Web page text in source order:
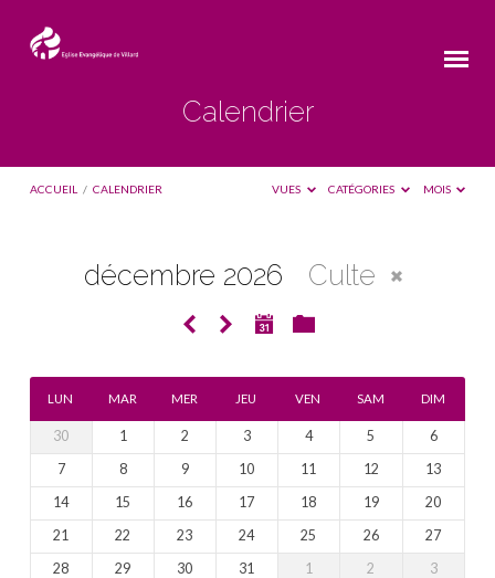
Calendrier
ACCUEIL / CALENDRIER VUES CATÉGORIES MOIS
décembre 2026 Culte
LUN MAR MER JEU VEN SAM DIM
30 1 2 3 4 5
6
7
8 9 10 11 12
13
14
15 16 17 18 19
20
21
22 23 24 25 26
27
28
29 30 31 1 2 3